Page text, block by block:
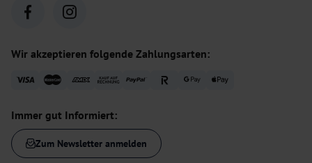
Wir akzeptieren folgende Zahlungsarten:
Immer gut Informiert:
Zum Newsletter anmelden